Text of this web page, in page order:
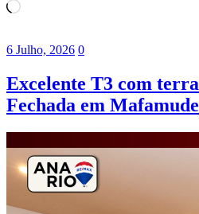
Loading…
6 Julho, 2026 0
Excelente T3 com
Fechada em Mafamude